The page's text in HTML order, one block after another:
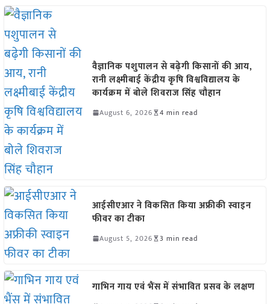
वैज्ञानिक पशुपालन से बढ़ेगी किसानों की आय,
रानी लक्ष्मीबाई केंद्रीय कृषि विश्वविद्यालय के
कार्यक्रम में बोले शिवराज सिंह चौहान
August 6, 2026 4 min read
आईसीएआर ने विकसित किया अफ्रीकी स्वाइन
फीवर का टीका
August 5, 2026 3 min read
गाभिन गाय एवं भैंस में संभावित प्रसव के लक्षण